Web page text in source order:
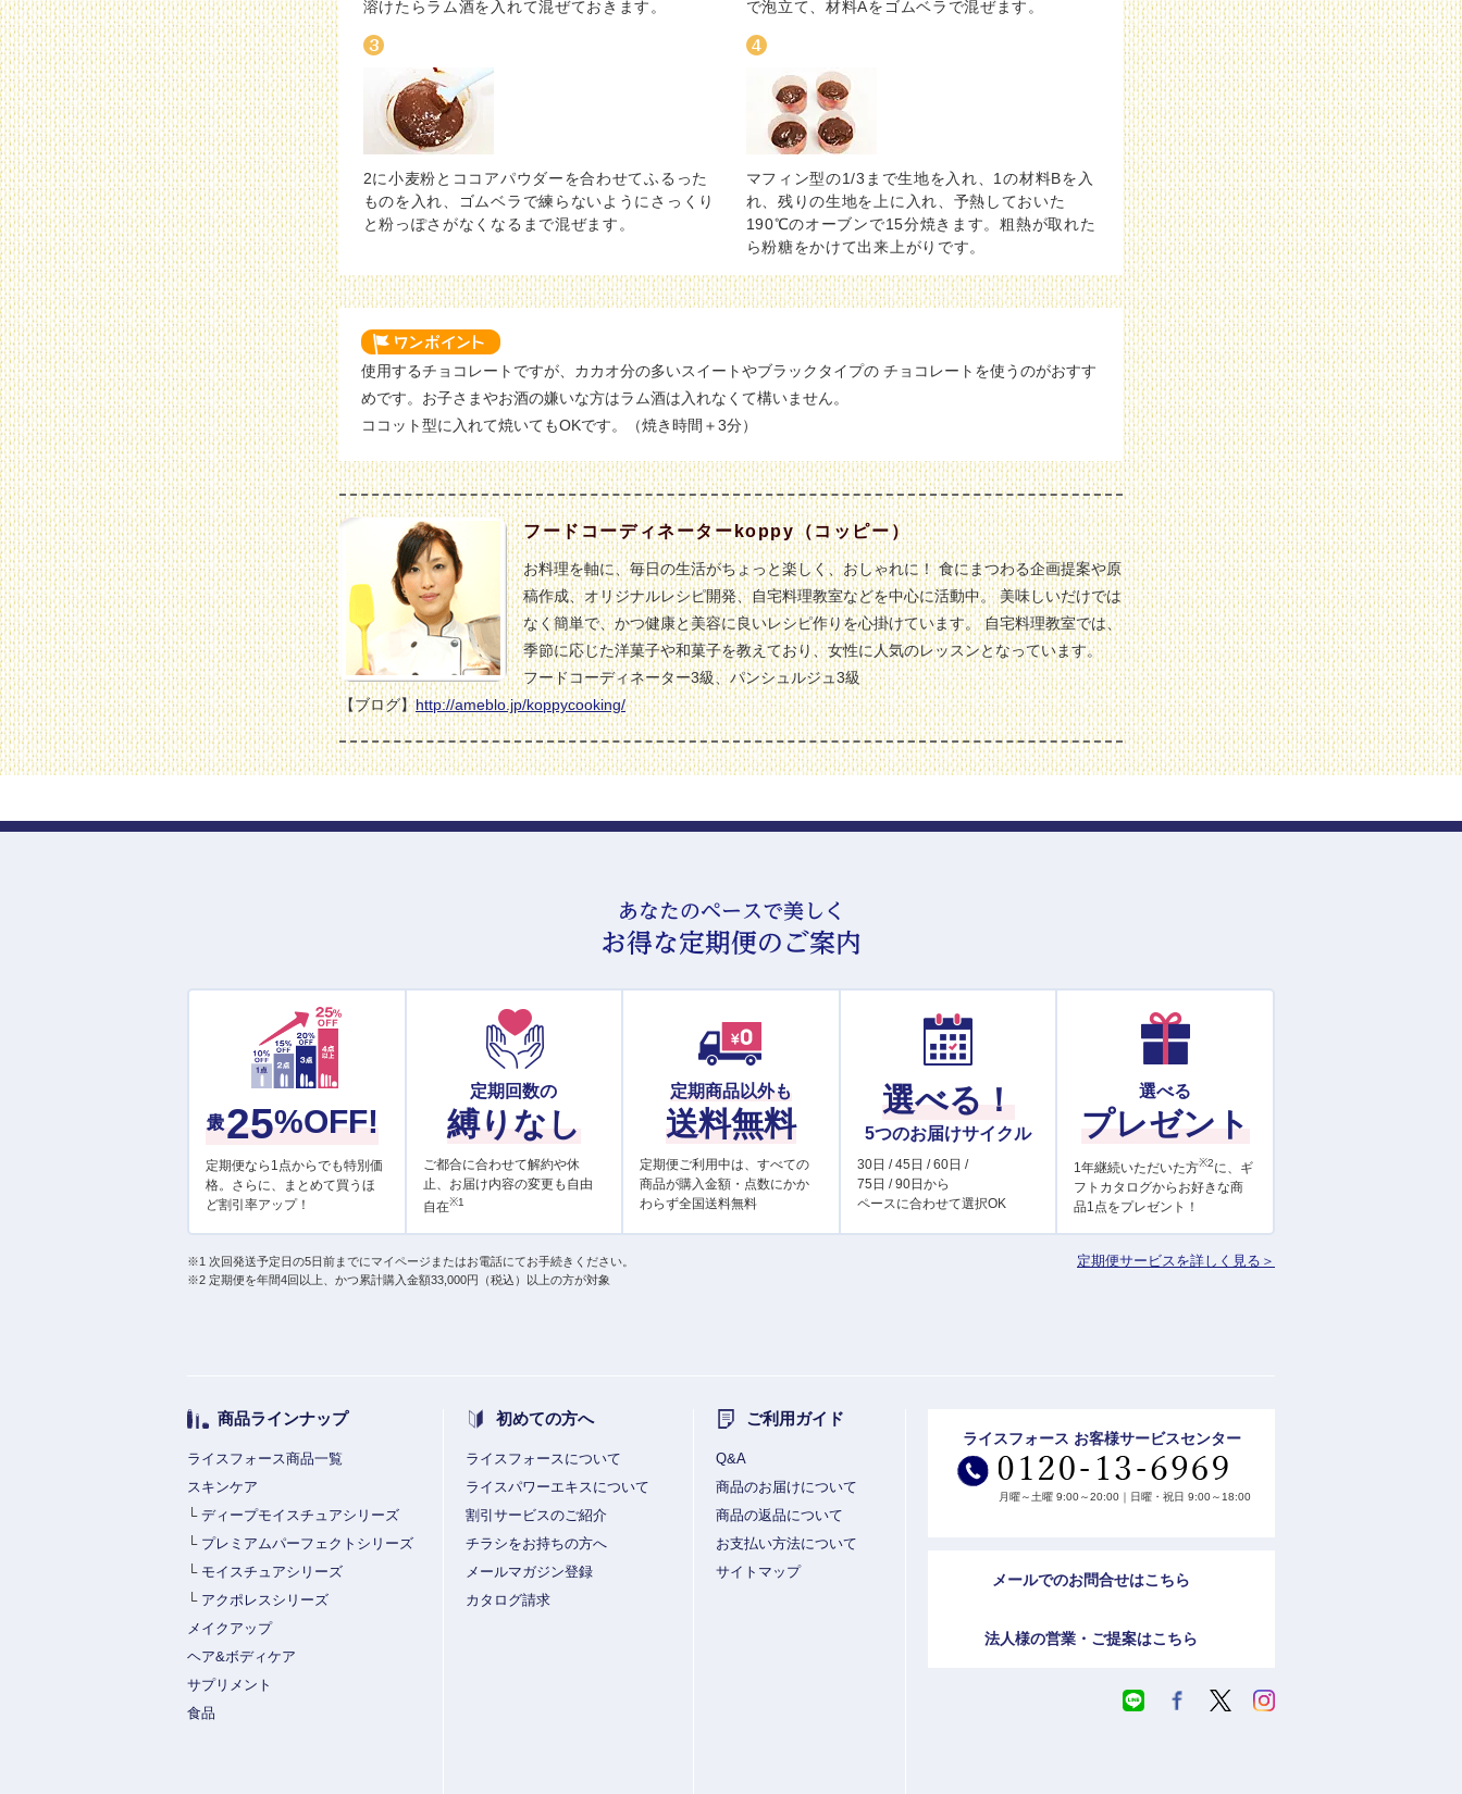
溶けたらラム酒を入れて混ぜておきます。
で泡立て、材料Aをゴムベラで混ぜます。
2に小麦粉とココアパウダーを合わせてふるった
ものを入れ、ゴムベラで練らないようにさっくり
と粉っぽさがなくなるまで混ぜます。
マフィン型の1/3まで生地を入れ、1の材料Bを入
れ、残りの生地を上に入れ、予熱しておいた
190℃のオーブンで15分焼きます。粗熱が取れた
ら粉糖をかけて出来上がりです。
使用するチョコレートですが、カカオ分の多いスイートやブラックタイプの チョコレートを使うのがおすす
めです。お子さまやお酒の嫌いな方はラム酒は入れなくて構いません。
ココット型に入れて焼いてもOKです。（焼き時間＋3分）
フードコーディネーターkoppy（コッピー）
お料理を軸に、毎日の生活がちょっと楽しく、おしゃれに！ 食にまつわる企画提案や原
稿作成、オリジナルレシピ開発、自宅料理教室などを中心に活動中。 美味しいだけでは
なく簡単で、かつ健康と美容に良いレシピ作りを心掛けています。 自宅料理教室では、
季節に応じた洋菓子や和菓子を教えており、女性に人気のレッスンとなっています。
フードコーディネーター3級、パンシュルジュ3級
【ブログ】http://ameblo.jp/koppycooking/
あなたのペースで美しく
お得な定期便のご案内
25%OFF!
定期便なら1点からでも特別価
格。さらに、まとめて買うほ
ど割引率アップ！
定期回数の
縛りなし
ご都合に合わせて解約や休
止、お届け内容の変更も自由
自在※1
定期商品以外も
送料無料
定期便ご利用中は、すべての
商品が購入金額・点数にかか
わらず全国送料無料
選べる！
5つのお届けサイクル
30日 / 45日 / 60日 /
75日 / 90日から
ペースに合わせて選択OK
選べる
プレゼント
1年継続いただいた方※2に、ギ
フトカタログからお好きな商
品1点をプレゼント！
※1 次回発送予定日の5日前までにマイページまたはお電話にてお手続きください。
※2 定期便を年間4回以上、かつ累計購入金額33,000円（税込）以上の方が対象
定期便サービスを詳しく見る＞
商品ラインナップ
ライスフォース商品一覧
スキンケア
└ ディープモイスチュアシリーズ
└ プレミアムパーフェクトシリーズ
└ モイスチュアシリーズ
└ アクポレスシリーズ
メイクアップ
ヘア&ボディケア
サプリメント
食品
初めての方へ
ライスフォースについて
ライスパワーエキスについて
割引サービスのご紹介
チラシをお持ちの方へ
メールマガジン登録
カタログ請求
ご利用ガイド
Q&A
商品のお届けについて
商品の返品について
お支払い方法について
サイトマップ
ライスフォース お客様サービスセンター
月曜～土曜 9:00～20:00｜日曜・祝日 9:00～18:00
メールでのお問合せはこちら
法人様の営業・ご提案はこちら